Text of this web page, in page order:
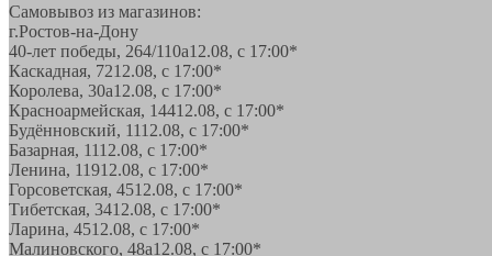
Самовывоз из магазинов:
г.Ростов-на-Дону
40-лет победы, 264/110а12.08, с 17:00*
Каскадная, 7212.08, с 17:00*
Королева, 30а12.08, с 17:00*
Красноармейская, 14412.08, с 17:00*
Будённовский, 1112.08, с 17:00*
Базарная, 1112.08, с 17:00*
Ленина, 11912.08, с 17:00*
Горсоветская, 4512.08, с 17:00*
Тибетская, 3412.08, с 17:00*
Ларина, 4512.08, с 17:00*
Малиновского, 48а12.08, с 17:00*